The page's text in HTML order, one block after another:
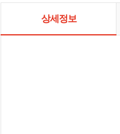
상세정보